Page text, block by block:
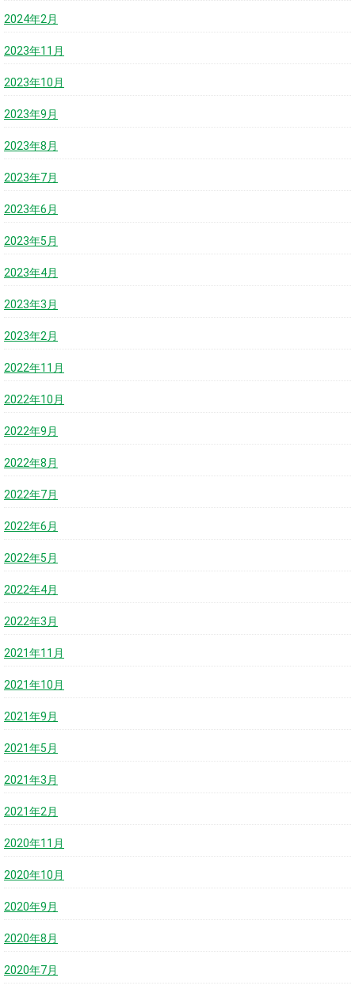
2024年2月
2023年11月
2023年10月
2023年9月
2023年8月
2023年7月
2023年6月
2023年5月
2023年4月
2023年3月
2023年2月
2022年11月
2022年10月
2022年9月
2022年8月
2022年7月
2022年6月
2022年5月
2022年4月
2022年3月
2021年11月
2021年10月
2021年9月
2021年5月
2021年3月
2021年2月
2020年11月
2020年10月
2020年9月
2020年8月
2020年7月